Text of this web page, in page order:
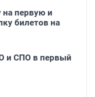
на первую и
билетов на
и СПО в первый